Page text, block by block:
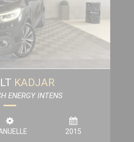
KADJAR
ENERGY INTENS
2015